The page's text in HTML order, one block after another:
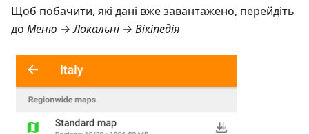
Щоб побачити, які дані вже завантажено, перейдіть
до Меню → Локальні → Вікіпедія